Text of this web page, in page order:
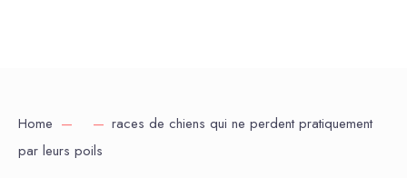
Home
races de chiens qui ne perdent pratiquement
par leurs poils